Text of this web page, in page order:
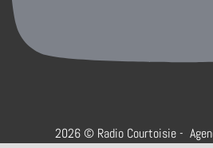
2026 © Radio Courtoisie -